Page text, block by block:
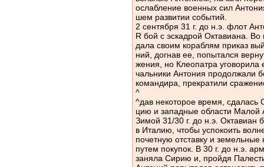
ослабление военных сил
шем развитии событий.
2 сентября 31 г. до н.э. флот
R бой с эскадрой Октавиана.
дала своим кораблям приказ
ний, догнав ее, попытался
жения, но Клеопатра уговорила
чальники Антония продолжали
командира, прекратили
^
^дав некоторое время, сдалась
цию и западные области Малой
Зимой 31/30 г. до н.э. Октавиан
в Италию, чтобы успокоить
почетную отставку и
путем покупок. В 30 г. до н.э.
заняла Сирию и, пройдя